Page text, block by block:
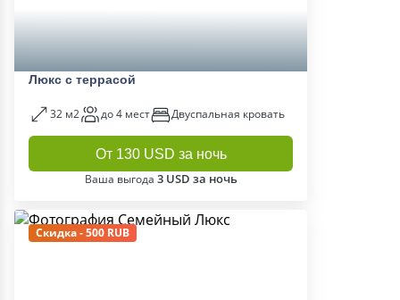
Люкс с террасой
32 м2 до 4 мест Двуспальная кровать
От 130 USD за ночь
Ваша выгода 3 USD за ночь
Скидка - 500 RUB